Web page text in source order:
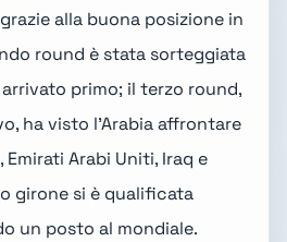
alla buona posizione in
round è stata sorteggiata
primo; il terzo round,
ha visto l'Arabia affrontare
Emirati Arabi Uniti, Iraq e
girone si è qualificata
un posto al mondiale.